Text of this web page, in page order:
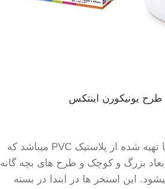
طرح یونیکورن اینتکس
استخر های بادی از کالا ها تهیه شده از پلاستیک PVC میباشد که
بزرگ و کوچک و طرح های بچه گانه
این استخر ها در ابتدا در بسته